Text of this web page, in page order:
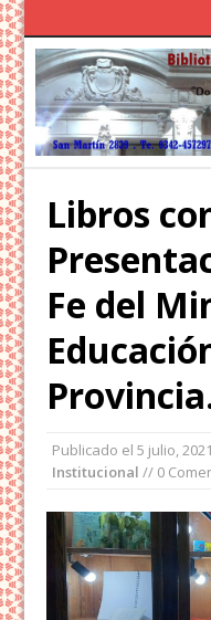
Libros
Fe del
Publicado el5 julio, 2021
Institucional // 0